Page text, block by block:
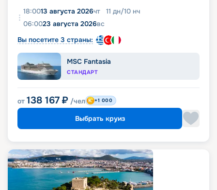
18:0013 августа 2026чт 11 дн/10 нч
06:0023 августа 2026вс
Вы посетите 3 страны:
MSC Fantasia
СТАНДАРТ
от 138 167 ₽ /чел +1 000
Выбрать круиз